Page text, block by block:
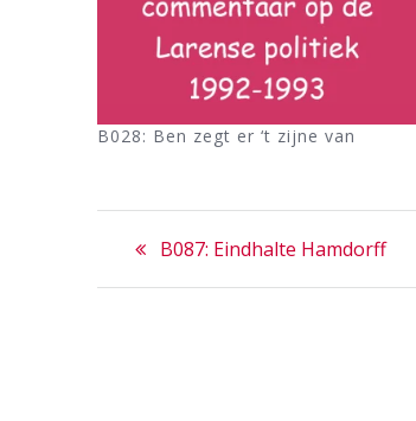
B028: Ben zegt er ‘t zijne van
Bericht
navigatie
Previous
B087: Eindhalte Hamdorff